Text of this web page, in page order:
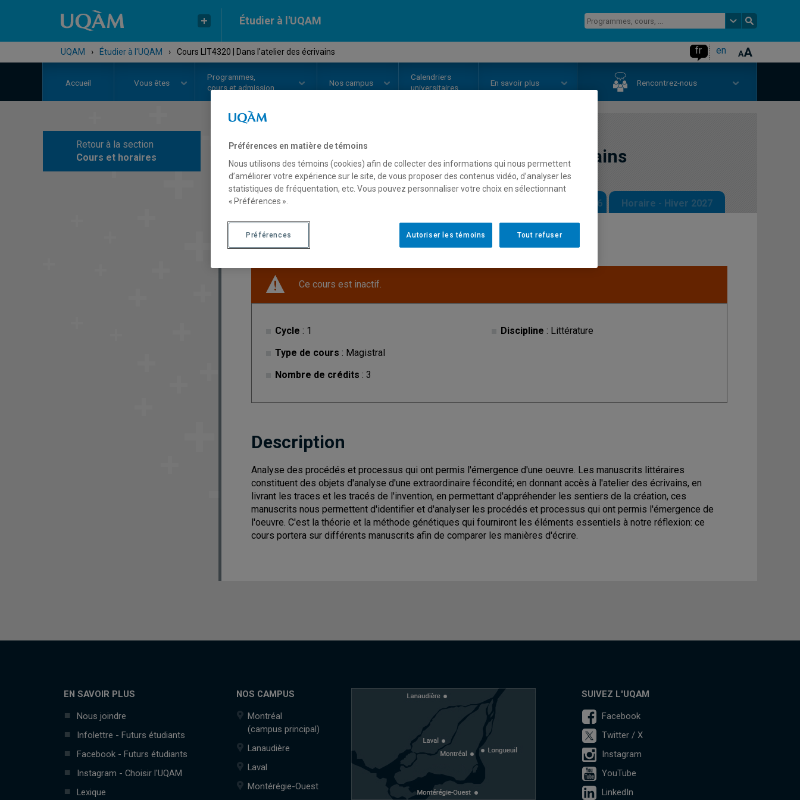
Étudier à l'UQAM
UQAM › Étudier à l'UQAM › Cours LIT4320 | Dans l'atelier des écrivains fr en
Accueil Vous êtes
Programmes,
cours et admission
Nos campus
Calendriers
universitaires
En savoir plus Rencontrez-nous
Retour à la section
Cours et horaires
COURS// LIT4320-Dans l'atelier des écrivains
Description Horaire - Automne 2026 Horaire - Hiver 2027
Ce cours est inactif.
Cycle : 1
Type de cours : Magistral
Nombre de crédits : 3
Discipline : Littérature
Description
Analyse des procédés et processus qui ont permis l'émergence d'une oeuvre. Les manuscrits littéraires
constituent des objets d'analyse d'une extraordinaire fécondité; en donnant accès à l'atelier des écrivains, en
livrant les traces et les tracés de l'invention, en permettant d'appréhender les sentiers de la création, ces
manuscrits nous permettent d'identifier et d'analyser les procédés et processus qui ont permis l'émergence de
l'oeuvre. C'est la théorie et la méthode génétiques qui fourniront les éléments essentiels à notre réflexion: ce
cours portera sur différents manuscrits afin de comparer les manières d'écrire.
EN SAVOIR PLUS
Nous joindre
Infolettre - Futurs étudiants
Facebook - Futurs étudiants
Instagram - Choisir l'UQAM
Lexique
NOS CAMPUS
Montréal
(campus principal)
Lanaudière
Laval
Montérégie-Ouest
SUIVEZ L'UQAM
Facebook
Twitter / X
Instagram
YouTube
LinkedIn
Préférences en matière de témoins
Nous utilisons des témoins (cookies) afin de collecter des informations qui nous permettent
d’améliorer votre expérience sur le site, de vous proposer des contenus vidéo, d’analyser les
statistiques de fréquentation, etc. Vous pouvez personnaliser votre choix en sélectionnant
« Préférences ».
Tout refuser
Autoriser les témoins
Préférences